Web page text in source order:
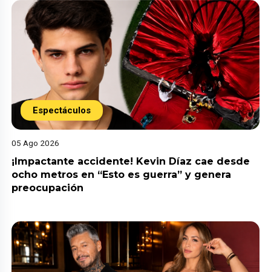
Espectáculos
05 Ago 2026
¡Impactante accidente! Kevin Díaz cae desde
ocho metros en “Esto es guerra” y genera
preocupación